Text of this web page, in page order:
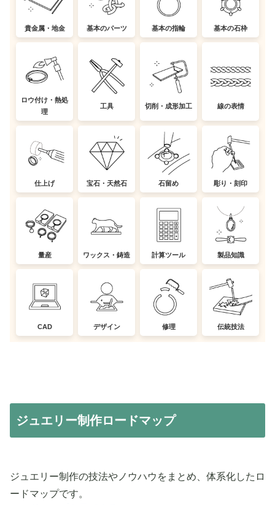
貴金属・地金 基本のパーツ 基本の指輪 基本の石枠
ロウ付け・熱処
理
工具 切削・成形加工 線の表情
仕上げ 宝石・天然石 石留め 彫り・刻印
量産 ワックス・鋳造 計算ツール 製品知識
CAD デザイン 修理 伝統技法
ジュエリー制作ロードマップ
ジュエリー制作の技法やノウハウをまとめ、体系化したロ
ードマップです。